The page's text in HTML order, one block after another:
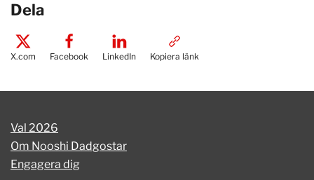
Dela
X.com Facebook LinkedIn Kopiera länk
Val 2026
Om Nooshi Dadgostar
Engagera dig